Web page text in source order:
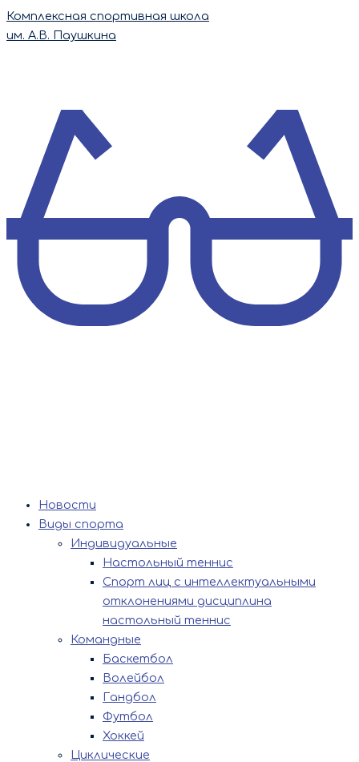
Перейти
Комплексная спортивная школа
им. А.В. Паушкина
Новости
Виды спорта
Индивидуальные
Настольный теннис
Спорт лиц с интеллектуальными
отклонениями дисциплина
настольный теннис
Командные
Баскетбол
Волейбол
Гандбол
Футбол
Хоккей
Циклические